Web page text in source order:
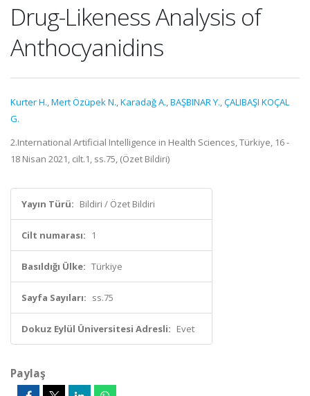
Drug-Likeness Analysis of
Anthocyanidins
Kurter H.,Mert Özüpek N.,Karadağ A.,BAŞBINAR Y.,ÇALIBAŞI KOÇAL
G.
2.International Artificial Intelligence in Health Sciences, Türkiye, 16 -
18 Nisan 2021, cilt.1, ss.75, (Özet Bildiri)
Yayın Türü: Bildiri / Özet Bildiri
Cilt numarası: 1
Basıldığı Ülke: Türkiye
Sayfa Sayıları: ss.75
Dokuz Eylül Üniversitesi Adresli: Evet
Paylaş